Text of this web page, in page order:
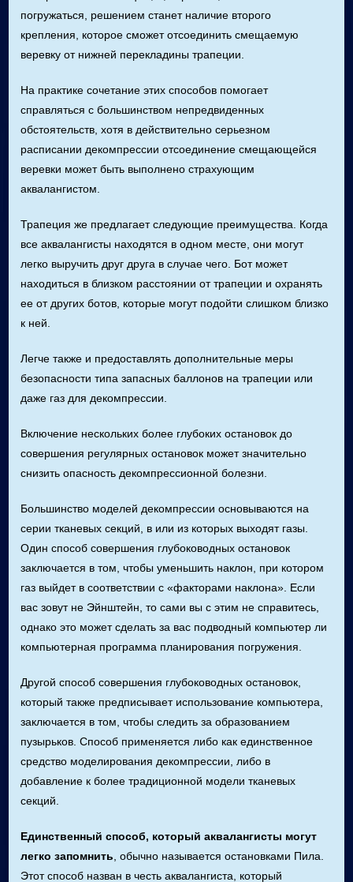
погружаться, решением станет наличие второго
крепления, которое сможет отсоединить смещаемую
веревку от нижней перекладины трапеции.
На практике сочетание этих способов помогает
справляться с большинством непредвиденных
обстоятельств, хотя в действительно серьезном
расписании декомпрессии отсоединение смещающейся
веревки может быть выполнено страхующим
аквалангистом.
Трапеция же предлагает следующие преимущества. Когда
все аквалангисты находятся в одном месте, они могут
легко выручить друг друга в случае чего. Бот может
находиться в близком расстоянии от трапеции и охранять
ее от других ботов, которые могут подойти слишком близко
к ней.
Легче также и предоставлять дополнительные меры
безопасности типа запасных баллонов на трапеции или
даже газ для декомпрессии.
Включение нескольких более глубоких остановок до
совершения регулярных остановок может значительно
снизить опасность декомпрессионной болезни.
Большинство моделей декомпрессии основываются на
серии тканевых секций, в или из которых выходят газы.
Один способ совершения глубоководных остановок
заключается в том, чтобы уменьшить наклон, при котором
газ выйдет в соответствии с «факторами наклона». Если
вас зовут не Эйнштейн, то сами вы с этим не справитесь,
однако это может сделать за вас подводный компьютер ли
компьютерная программа планирования погружения.
Другой способ совершения глубоководных остановок,
который также предписывает использование компьютера,
заключается в том, чтобы следить за образованием
пузырьков. Способ применяется либо как единственное
средство моделирования декомпрессии, либо в
добавление к более традиционной модели тканевых
секций.
Единственный способ, который аквалангисты могут
легко запомнить , обычно называется остановками Пила.
Этот способ назван в честь аквалангиста, который